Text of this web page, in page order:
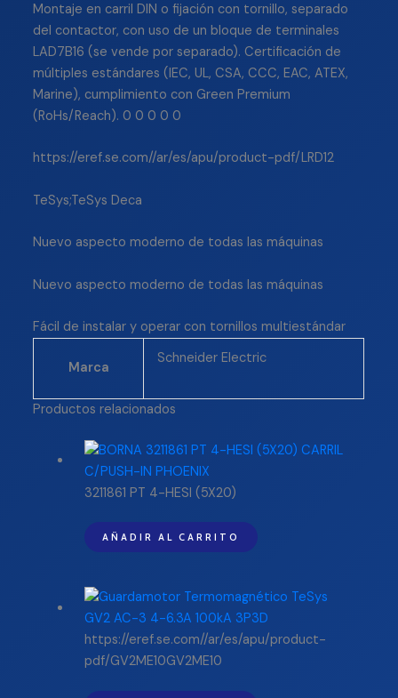
Montaje en carril DIN o fijación con tornillo, separado
del contactor, con uso de un bloque de terminales
LAD7B16 (se vende por separado). Certificación de
múltiples estándares (IEC, UL, CSA, CCC, EAC, ATEX,
Marine), cumplimiento con Green Premium
(RoHs/Reach). 0 0 0 0 0
https://eref.se.com//ar/es/apu/product-pdf/LRD12
TeSys;TeSys Deca
Nuevo aspecto moderno de todas las máquinas
Nuevo aspecto moderno de todas las máquinas
Fácil de instalar y operar con tornillos multiestándar
Marca
Schneider Electric
Productos relacionados
3211861 PT 4-HESI (5X20)
AÑADIR AL CARRITO
https://eref.se.com//ar/es/apu/product-
pdf/GV2ME10GV2ME10